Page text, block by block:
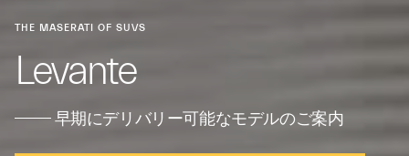
THE MASERATI OF SUVS
Levante
早期にデリバリー可能なモデルのご案内